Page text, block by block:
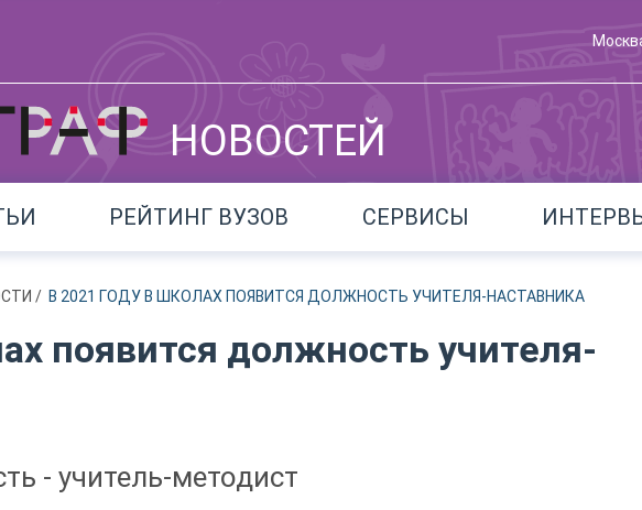
НОВОСТЕЙ
РЕЙТИНГ ВУЗОВ СЕРВИСЫ
/ В 2021 ГОДУ В ШКОЛАХ ПОЯВИТСЯ ДОЛЖНОСТЬ УЧИТЕЛЯ-НАСТАВНИКА
появится должность учителя-
- учитель-методист